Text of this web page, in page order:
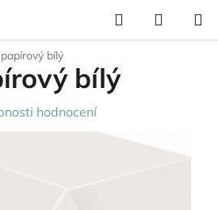
Hledat
KOŠÍK
bílý
bílý
hodnocení